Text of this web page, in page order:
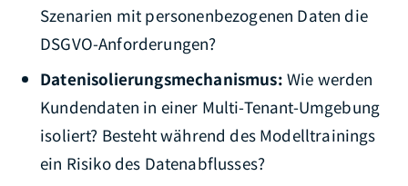
Szenarien mit personenbezogenen Daten die
DSGVO-Anforderungen?
Datenisolierungsmechanismus: Wie werden
Kundendaten in einer Multi-Tenant-Umgebung
isoliert? Besteht während des Modelltrainings
ein Risiko des Datenabflusses?